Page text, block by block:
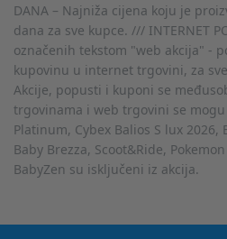
DANA – Najniža cijena koju je
dana za sve kupce. /// INTERNET
označenih tekstom "web akcija" -
kupovinu u internet trgovini, za
Akcije, popusti i kuponi se
trgovinama i web trgovini se
Platinum, Cybex Balios S lux 2026,
Baby Brezza, Scoot&Ride,
BabyZen su isključeni iz akcija.